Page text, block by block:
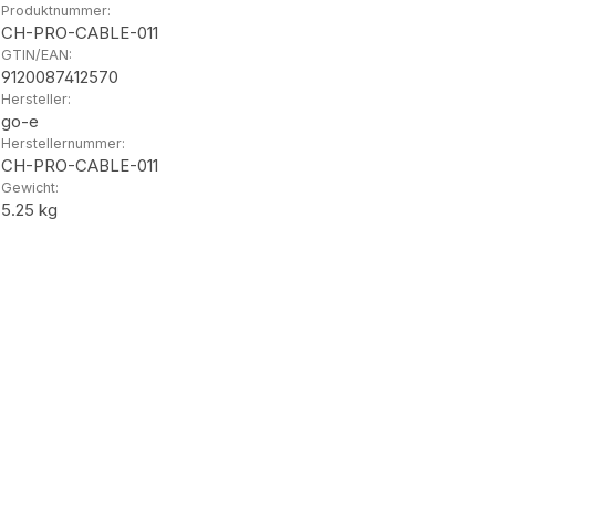
Produktnummer:
CH-PRO-CABLE-011
GTIN/EAN:
9120087412570
Hersteller:
go-e
Herstellernummer:
CH-PRO-CABLE-011
Gewicht:
5.25 kg